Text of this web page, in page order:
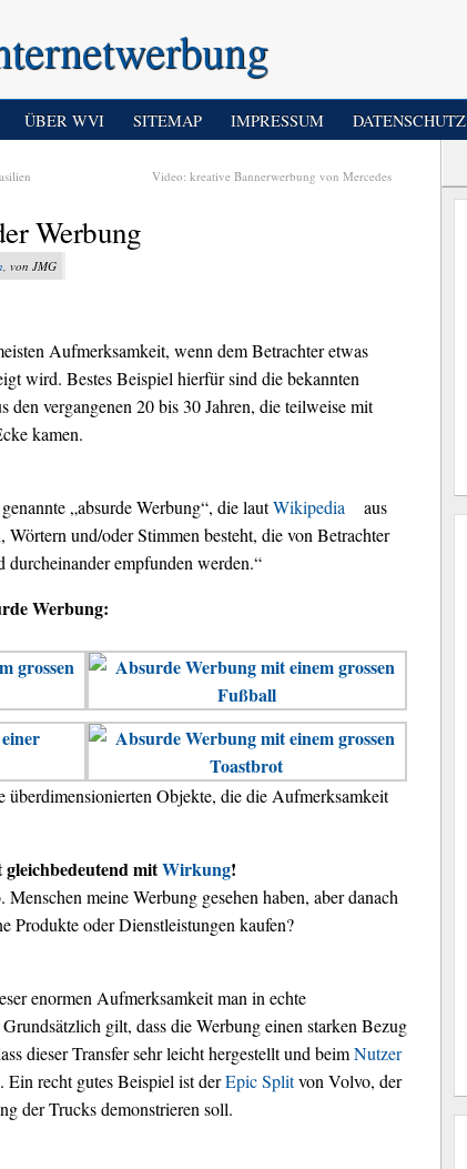
ÜBER WVI SITEMAP IMPRESSUM DATENSCHUTZ
Video: kreative Bannerwerbung von Mercedes
Werbung
, von JMG
Aufmerksamkeit, wenn dem Betrachter etwas
wird. Bestes Beispiel hierfür sind die bekannten
den vergangenen 20 bis 30 Jahren, die teilweise mit
kamen.
„absurde Werbung“, die lautWikipedia
aus
Wörtern und/oder Stimmen besteht, die von Betrachter
empfunden werden.“
Werbung:
überdimensionierten Objekte, die die Aufmerksamkeit
mitWirkung!
meine Werbung gesehen haben, aber danach
Produkte oder Dienstleistungen kaufen?
enormen Aufmerksamkeit man in echte
gilt, dass die Werbung einen starken Bezug
dieser Transfer sehr leicht hergestellt und beimNutzer
recht gutes Beispiel ist derEpic Splitvon Volvo, der
der Trucks demonstrieren soll.